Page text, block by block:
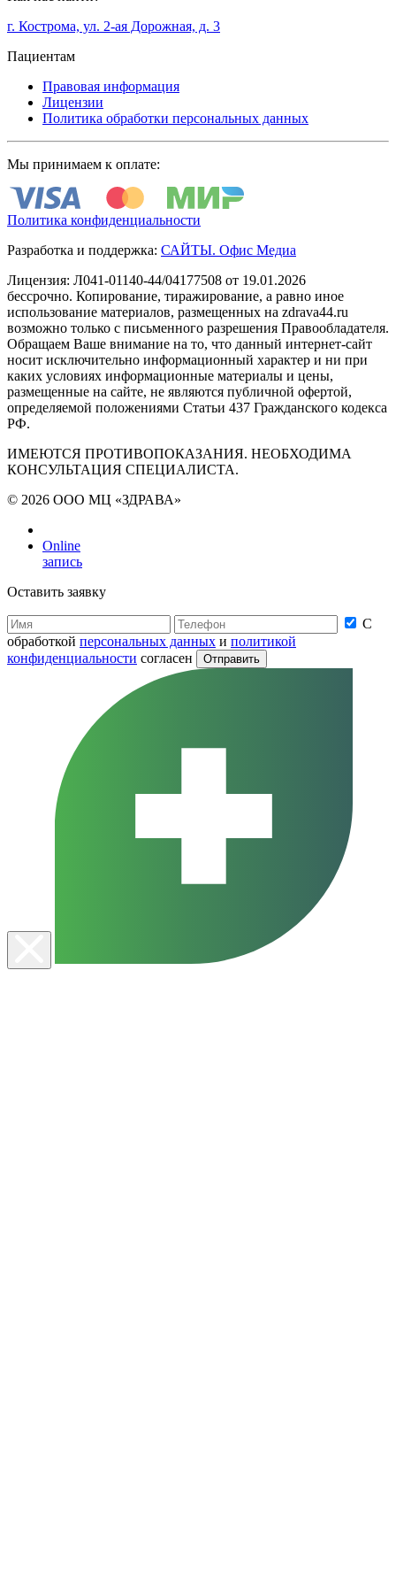
г. Кострома, ул. 2-ая Дорожная, д. 3
Пациентам
Правовая информация
Лицензии
Политика обработки персональных данных
Мы принимаем к оплате:
Политика конфиденциальности
Разработка и поддержка: САЙТЫ. Офис Медиа
Лицензия: Л041-01140-44/04177508 от 19.01.2026
бессрочно. Копирование, тиражирование, а равно иное
использование материалов, размещенных на zdrava44.ru
возможно только с письменного разрешения Правообладателя.
Обращаем Ваше внимание на то, что данный интернет-сайт
носит исключительно информационный характер и ни при
каких условиях информационные материалы и цены,
размещенные на сайте, не являются публичной офертой,
определяемой положениями Статьи 437 Гражданского кодекса
РФ.
ИМЕЮТСЯ ПРОТИВОПОКАЗАНИЯ. НЕОБХОДИМА
КОНСУЛЬТАЦИЯ СПЕЦИАЛИСТА.
© 2026 ООО МЦ «ЗДРАВА»
Online
запись
Оставить заявку
С
обработкой персональных данных и политикой
конфиденциальности согласен Отправить